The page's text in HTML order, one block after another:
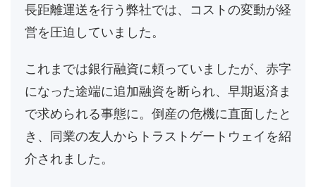
長距離運送を行う弊社では、コストの変動が経
営を圧迫していました。
これまでは銀行融資に頼っていましたが、赤字
になった途端に追加融資を断られ、早期返済ま
で求められる事態に。倒産の危機に直面したと
き、同業の友人からトラストゲートウェイを紹
介されました。